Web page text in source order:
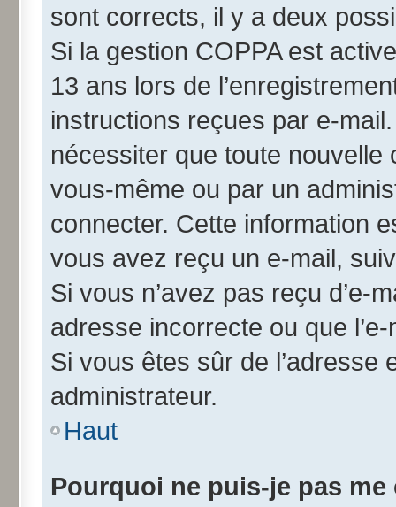
sont corrects, il y a deux
Si la gestion COPPA est
13 ans lors de
instructions reçues par e-
nécessiter que toute
vous-même ou par un
connecter. Cette information
vous avez reçu un e-mail,
Si vous n’avez pas reçu d’e-
adresse incorrecte ou que
Si vous êtes sûr de l’adresse
administrateur.
Haut
Pourquoi ne puis-je pas